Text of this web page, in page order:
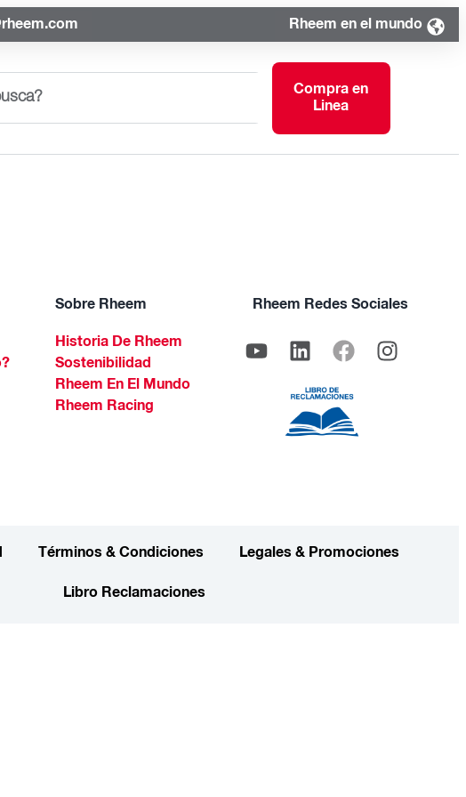
Rheem en el mundo
Compra en
Linea
Sobre Rheem
Historia De Rheem
Sostenibilidad
Rheem En El Mundo
Rheem Racing
Rheem Redes Sociales
Términos & Condiciones Legales & Promociones
Libro Reclamaciones